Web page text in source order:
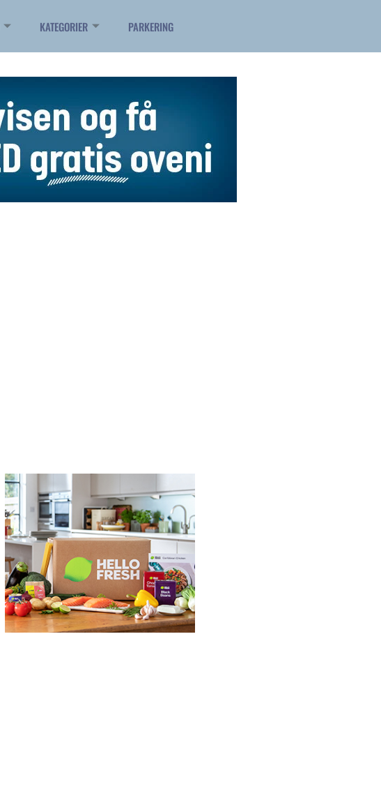
KATEGORIER PARKERING